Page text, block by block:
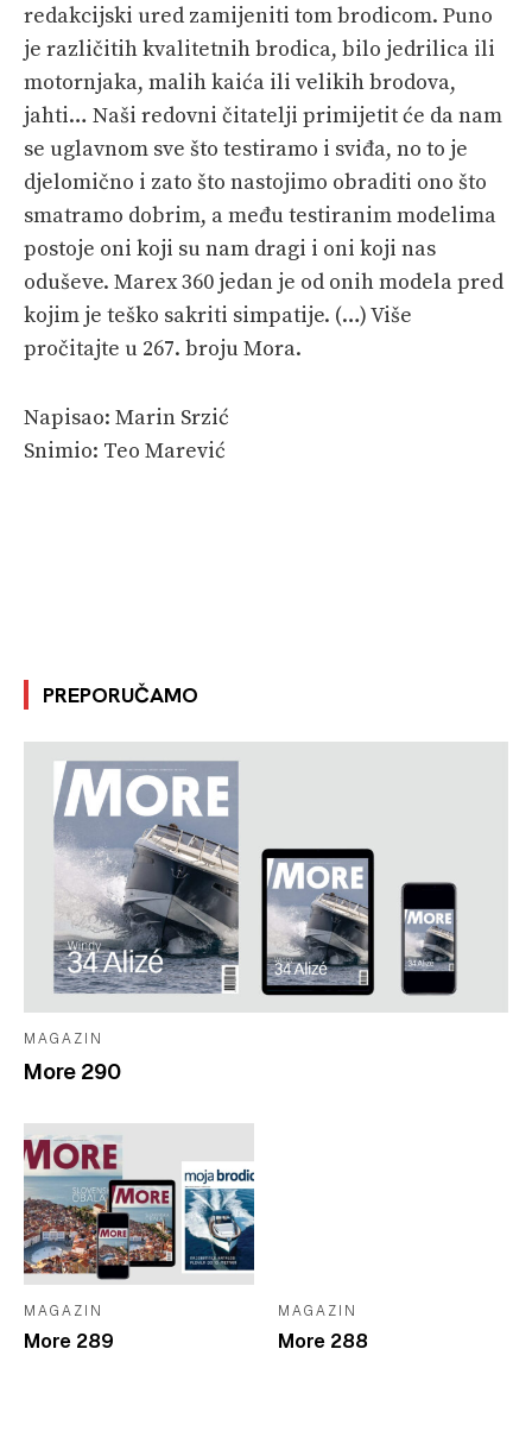
redakcijski ured zamijeniti tom brodicom. Puno
je različitih kvalitetnih brodica, bilo jedrilica ili
motornjaka, malih kaića ili velikih brodova,
jahti… Naši redovni čitatelji primijetit će da nam
se uglavnom sve što testiramo i sviđa, no to je
djelomično i zato što nastojimo obraditi ono što
smatramo dobrim, a među testiranim modelima
postoje oni koji su nam dragi i oni koji nas
oduševe. Marex 360 jedan je od onih modela pred
kojim je teško sakriti simpatije. (…) Više
pročitajte u 267. broju Mora.
Napisao: Marin Srzić
Snimio: Teo Marević
PREPORUČAMO
MAGAZIN
More 290
MAGAZIN
More 289
MAGAZIN
More 288